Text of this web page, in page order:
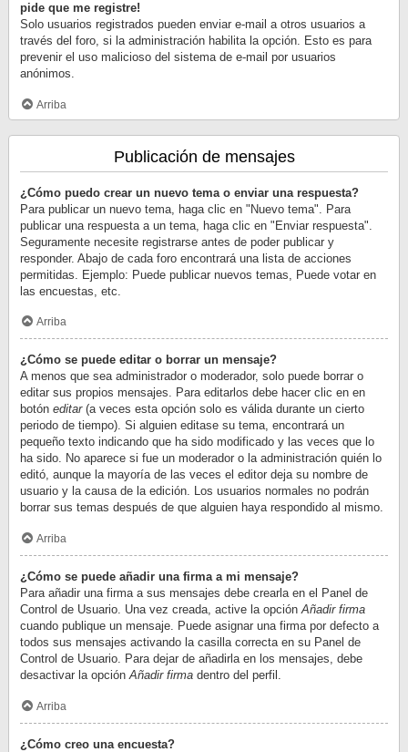
pide que me registre!
Solo usuarios registrados pueden enviar e-mail a otros usuarios a
través del foro, si la administración habilita la opción. Esto es para
prevenir el uso malicioso del sistema de e-mail por usuarios
anónimos.
Arriba
Publicación de mensajes
¿Cómo puedo crear un nuevo tema o enviar una respuesta?
Para publicar un nuevo tema, haga clic en "Nuevo tema". Para
publicar una respuesta a un tema, haga clic en "Enviar respuesta".
Seguramente necesite registrarse antes de poder publicar y
responder. Abajo de cada foro encontrará una lista de acciones
permitidas. Ejemplo: Puede publicar nuevos temas, Puede votar en
las encuestas, etc.
Arriba
¿Cómo se puede editar o borrar un mensaje?
A menos que sea administrador o moderador, solo puede borrar o
editar sus propios mensajes. Para editarlos debe hacer clic en en
botón editar(a veces esta opción solo es válida durante un cierto
periodo de tiempo). Si alguien editase su tema, encontrará un
pequeño texto indicando que ha sido modificado y las veces que lo
ha sido. No aparece si fue un moderador o la administración quién lo
editó, aunque la mayoría de las veces el editor deja su nombre de
usuario y la causa de la edición. Los usuarios normales no podrán
borrar sus temas después de que alguien haya respondido al mismo.
Arriba
¿Cómo se puede añadir una firma a mi mensaje?
Para añadir una firma a sus mensajes debe crearla en el Panel de
Control de Usuario. Una vez creada, active la opciónAñadir firma
cuando publique un mensaje. Puede asignar una firma por defecto a
todos sus mensajes activando la casilla correcta en su Panel de
Control de Usuario. Para dejar de añadirla en los mensajes, debe
desactivar la opciónAñadir firma dentro del perfil.
Arriba
¿Cómo creo una encuesta?